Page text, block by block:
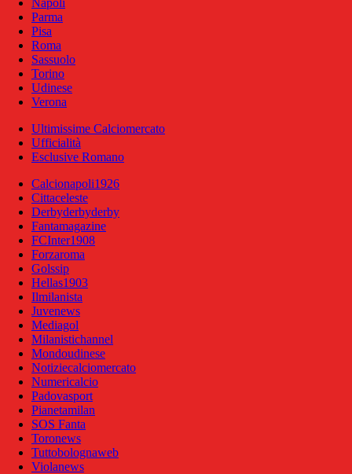
Parma
Pisa
Roma
Sassuolo
Torino
Udinese
Verona
Ultimissime Calciomercato
Ufficialità
Esclusive Romano
Calcionapoli1926
Cittaceleste
Derbyderbyderby
Fantamagazine
FCInter1908
Forzaroma
Golssip
Hellas1903
Ilmilanista
Juvenews
Mediagol
Milanistichannel
Mondoudinese
Notiziecalciomercato
Numericalcio
Padovasport
Pianetamilan
SOS Fanta
Toronews
Tuttobolognaweb
Violanews